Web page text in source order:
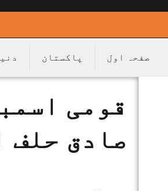
صفحہ اول پاکستان
قومی
صادق حلف